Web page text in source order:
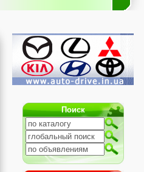
Поиск